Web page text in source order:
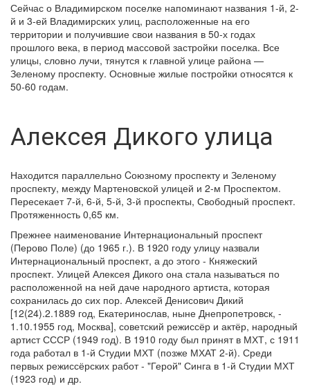
Сейчас о Владимирском поселке напоминают названия 1-й, 2-
й и 3-ей Владимирских улиц, расположенные на его
территории и получившие свои названия в 50-х годах
прошлого века, в период массовой застройки поселка. Все
улицы, словно лучи, тянутся к главной улице района —
Зеленому проспекту. Основные жилые постройки относятся к
50-60 годам.
Алексея Дикого улица
Находится параллельно Cоюзному проспекту и Зеленому
проспекту, между Мартеновской улицей и 2-м Проспектом.
Пересекает 7-й, 6-й, 5-й, 3-й проспекты, Свободный проспект.
Протяженность 0,65 км.
Прежнее наименование Интернациональный проспект
(Перово Поле) (до 1965 г.). В 1920 году улицу назвали
Интернациональный проспект, а до этого - Княжеский
проспект. Улицей Алексея Дикого она стала называться по
расположенной на ней даче народного артиста, которая
сохранилась до сих пор. Алексей Денисович Дикий
[12(24).2.1889 год, Екатеринослав, ныне Днепропетровск, -
1.10.1955 год, Москва], советский режиссёр и актёр, народный
артист СССР (1949 год). В 1910 году был принят в МХТ, с 1911
года работал в 1-й Студии МХТ (позже МХАТ 2-й). Среди
первых режиссёрских работ - "Герой" Синга в 1-й Студии МХТ
(1923 год) и др.